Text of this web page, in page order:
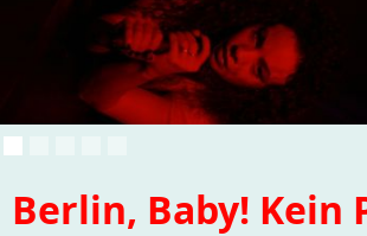
Berlin, Baby! Kein